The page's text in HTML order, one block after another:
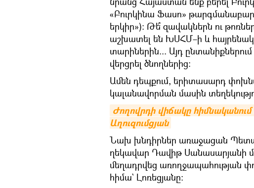
«Բուրկինա Ֆասո»
երկիր»)։ Թե՞ զավակներն ու
աշխատել են ԽՍՀՄ–ի և
տարիներին... Այդ ընտանիքներում
վերցրել ծնողներից։
Ամեն դեպքում, երիտասարդ
կալանավորման մասին
Ժողովրդի վիճակը
Աղուզումցյան
Նախ խնդիրներ առաջացան
ղեկավար Դավիթ Սանասարյանի
մեղադրվեց առողջապահության
հիմա` Լոռեցյանը։